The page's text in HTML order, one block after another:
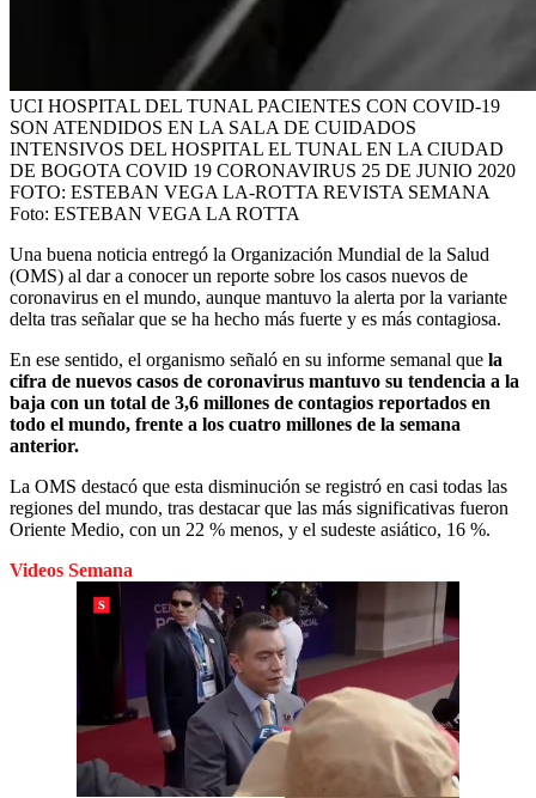
UCI HOSPITAL DEL TUNAL PACIENTES CON COVID-19
SON ATENDIDOS EN LA SALA DE CUIDADOS
INTENSIVOS DEL HOSPITAL EL TUNAL EN LA CIUDAD
DE BOGOTA COVID 19 CORONAVIRUS 25 DE JUNIO 2020
FOTO: ESTEBAN VEGA LA-ROTTA REVISTA SEMANA
Foto: ESTEBAN VEGA LA ROTTA
Una buena noticia entregó la Organización Mundial de la Salud
(OMS) al dar a conocer un reporte sobre los casos nuevos de
coronavirus en el mundo, aunque mantuvo la alerta por la variante
delta tras señalar que se ha hecho más fuerte y es más contagiosa.
En ese sentido, el organismo señaló en su informe semanal que la
cifra de nuevos casos de coronavirus mantuvo su tendencia a la
baja con un total de 3,6 millones de contagios reportados en
todo el mundo, frente a los cuatro millones de la semana
anterior.
La OMS destacó que esta disminución se registró en casi todas las
regiones del mundo, tras destacar que las más significativas fueron
Oriente Medio, con un 22 % menos, y el sudeste asiático, 16 %.
Videos Semana